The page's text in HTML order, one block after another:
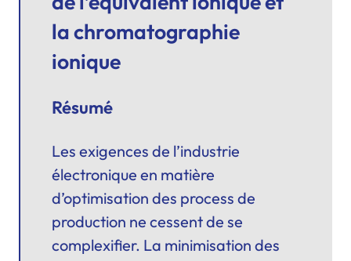
la chromatographie
ionique
Résumé
Les exigences de l’industrie
électronique en matière
d’optimisation des process de
production ne cessent de se
complexifier. La minimisation des